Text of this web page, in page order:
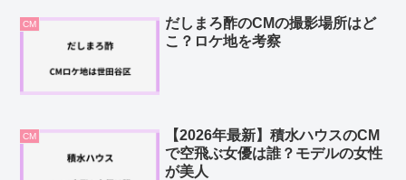
CM
だしまろ酢のCMの撮影場所はど
こ？ロケ地を考察
CM
【2026年最新】積水ハウスのCM
で空飛ぶ女優は誰？モデルの女性
が美人